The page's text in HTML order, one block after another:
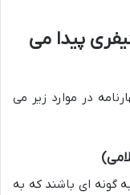
پیدا می
در موارد زیر می
گونه ای باشند که به